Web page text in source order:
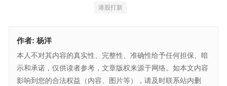
港股打新
作者: 杨洋
本人不对其内容的真实性、完整性、准确性给予任何担保、暗
示和承诺，仅供读者参考，文章版权来源于网络。如本文内容
影响到您的合法权益（内容、图片等），请及时联系站内删